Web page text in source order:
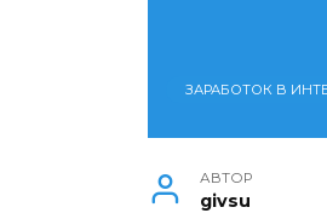
ЗАРАБОТОК В
АВТОР
givsu